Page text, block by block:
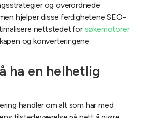
og overordnede
hjelper disse ferdighetene SEO-
nettstedet for søkemotorer
og konverteringene.
ha en helhetlig
handler om alt som har med